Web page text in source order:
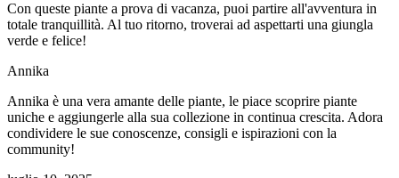
Con queste piante a prova di vacanza, puoi partire all'avventura in
totale tranquillità. Al tuo ritorno, troverai ad aspettarti una giungla
verde e felice!
Annika
Annika è una vera amante delle piante, le piace scoprire piante
uniche e aggiungerle alla sua collezione in continua crescita. Adora
condividere le sue conoscenze, consigli e ispirazioni con la
community!